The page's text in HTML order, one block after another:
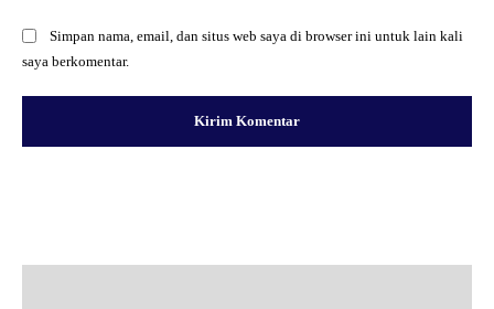
Simpan nama, email, dan situs web saya di browser ini untuk lain kali
saya berkomentar.